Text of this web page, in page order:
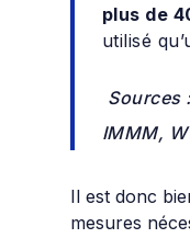
plus de
utilisé
Sources
IMMM,
Il est donc
mesures